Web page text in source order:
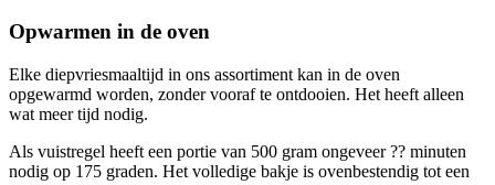
Opwarmen in de oven
Elke diepvriesmaaltijd in ons assortiment kan in de oven
opgewarmd worden, zonder vooraf te ontdooien. Het heeft alleen
wat meer tijd nodig.
Als vuistregel heeft een portie van 500 gram ongeveer ?? minuten
nodig op 175 graden. Het volledige bakje is ovenbestendig tot een